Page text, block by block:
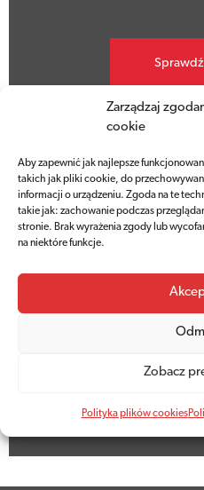
Zarządzaj
cookie
Aby zapewnić jak najlepsze
takich jak pliki cookie, do
informacji o urządzeniu. Zgoda na te
takie jak: zachowanie podczas
stronie. Brak wyrażenia zgody lub
na niektóre funkcje.
Zobacz
Polityka plików cookies
Godziny
Kopiec jest dziś
9.00 -